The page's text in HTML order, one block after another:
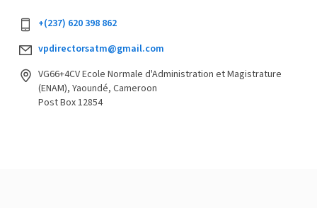
+(237) 620 398 862
vpdirectorsatm@gmail.com
VG66+4CV Ecole Normale d'Administration et Magistrature
(ENAM), Yaoundé, Cameroon
Post Box 12854